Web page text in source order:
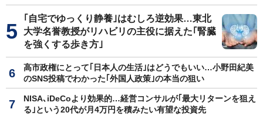
｢自宅でゆっくり静養｣はむしろ逆効果…東北
大学名誉教授がリハビリの主役に据えた｢腎臓
を強くする歩き方｣
高市政権にとって｢日本人の生活｣はどうでもいい…小野田紀美
のSNS投稿でわかった｢外国人政策｣の本当の狙い
NISA､iDeCoより効果的…経営コンサルが｢最大リターンを狙え
る｣という20代が月4万円を積みたい有望な投資先